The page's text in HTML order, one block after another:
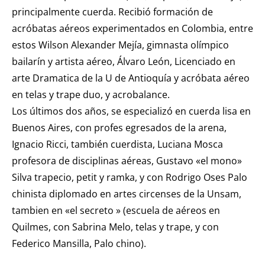
principalmente cuerda. Recibió formación de
acróbatas aéreos experimentados en Colombia, entre
estos Wilson Alexander Mejía, gimnasta olímpico
bailarín y artista aéreo, Álvaro León, Licenciado en
arte Dramatica de la U de Antioquía y acróbata aéreo
en telas y trape duo, y acrobalance.
Los últimos dos años, se especializó en cuerda lisa en
Buenos Aires, con profes egresados de la arena,
Ignacio Ricci, también cuerdista, Luciana Mosca
profesora de disciplinas aéreas, Gustavo «el mono»
Silva trapecio, petit y ramka, y con Rodrigo Oses Palo
chinista diplomado en artes circenses de la Unsam,
tambien en «el secreto » (escuela de aéreos en
Quilmes, con Sabrina Melo, telas y trape, y con
Federico Mansilla, Palo chino).